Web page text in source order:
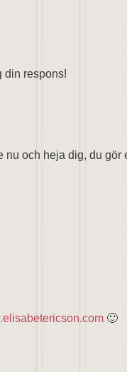
din respons!
och heja dig, du gör
🙂